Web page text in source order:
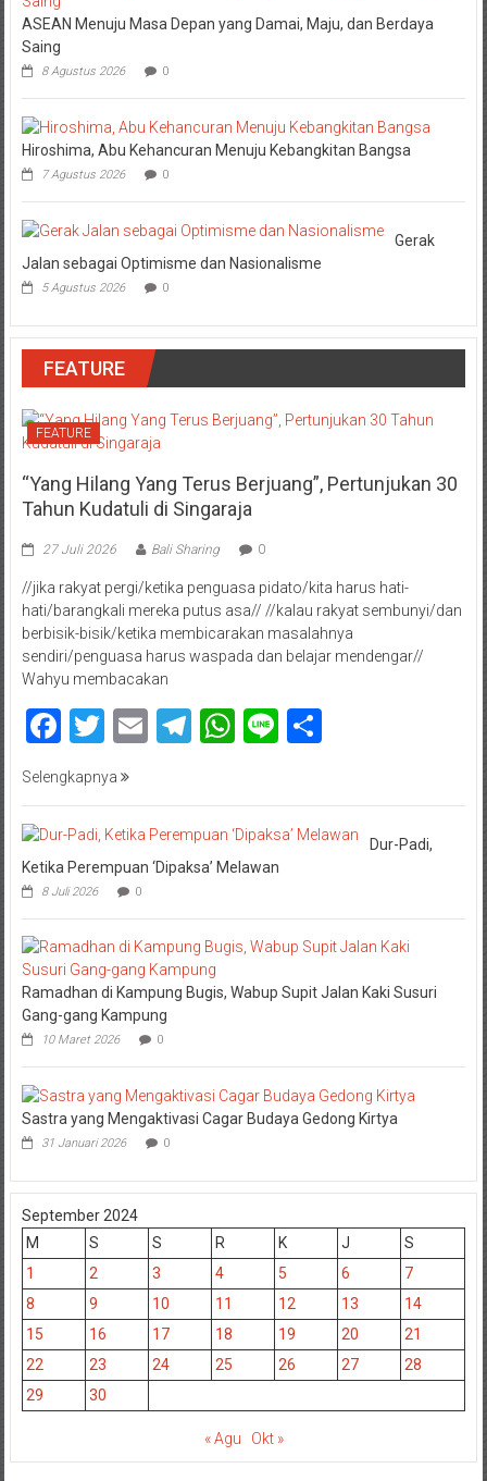
ASEAN Menuju Masa Depan yang Damai, Maju, dan Berdaya
Saing
8 Agustus 2026 0
Hiroshima, Abu Kehancuran Menuju Kebangkitan Bangsa
7 Agustus 2026 0
Gerak
Jalan sebagai Optimisme dan Nasionalisme
5 Agustus 2026 0
FEATURE
FEATURE
“Yang Hilang Yang Terus Berjuang”, Pertunjukan 30
Tahun Kudatuli di Singaraja
27 Juli 2026 Bali Sharing 0
//jika rakyat pergi/ketika penguasa pidato/kita harus hati-
hati/barangkali mereka putus asa// //kalau rakyat sembunyi/dan
berbisik-bisik/ketika membicarakan masalahnya
sendiri/penguasa harus waspada dan belajar mendengar//
Wahyu membacakan
Facebook
Twitter
EmailTelegram
WhatsApp
LineShare
Selengkapnya
Dur-Padi,
Ketika Perempuan ‘Dipaksa’ Melawan
8 Juli 2026 0
Ramadhan di Kampung Bugis, Wabup Supit Jalan Kaki Susuri
Gang-gang Kampung
10 Maret 2026 0
Sastra yang Mengaktivasi Cagar Budaya Gedong Kirtya
31 Januari 2026 0
September 2024
M
S S R K J
S
1
2 3 4 5 6
7
8
9 10 11 12 13
14
15
16 17 18 19 20
21
22
23 24 25 26 27
28
29
30
« Agu Okt »